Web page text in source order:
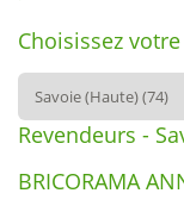
Choisissez
Revendeurs -
BRICORAMA